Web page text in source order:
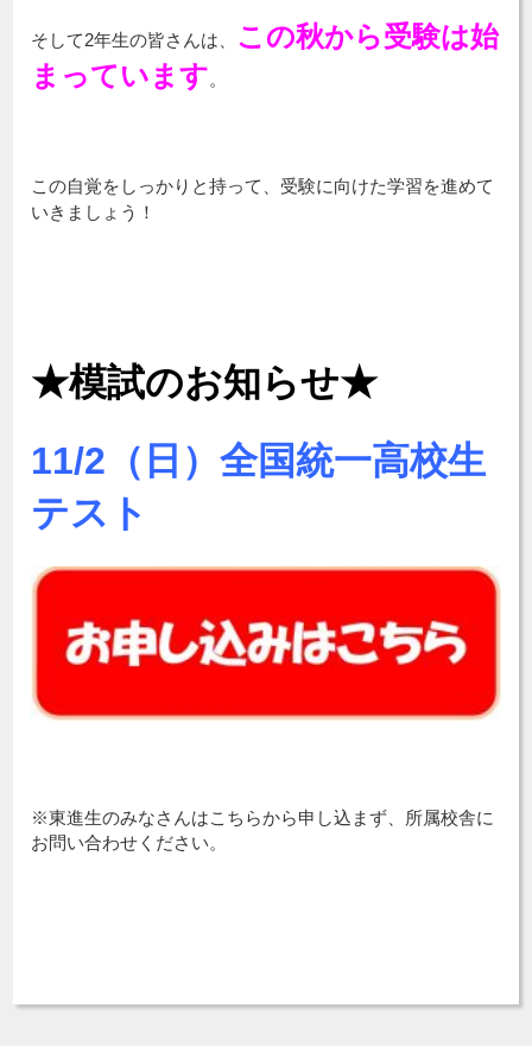
そして2年生の皆さんは、
この秋から受験は始
まっています。
この自覚をしっかりと持って、受験に向けた学習を進めて
いきましょう！
★模試のお知らせ★
11/2（日）全国統一高校生
テスト
※東進生のみなさんはこちらから申し込まず、所属校舎に
お問い合わせください。